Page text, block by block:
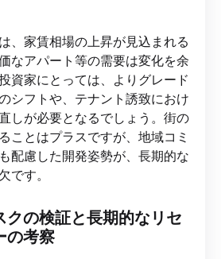
、家賃相場の上昇が見込まれる
なアパート等の需要は変化を余
資家にとっては、よりグレード
シフトや、テナント誘致におけ
しが必要となるでしょう。街の
ことはプラスですが、地域コミ
配慮した開発姿勢が、長期的な
です。
クの検証と長期的なリセ
の考察